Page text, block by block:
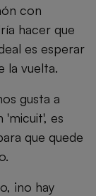
con
hacer que
es esperar
la vuelta.
gusta a
'micuit', es
que quede
¡no hay